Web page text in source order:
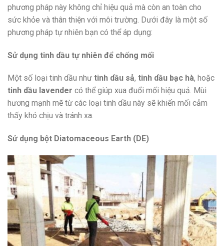
phương pháp này không chỉ hiệu quả mà còn an toàn cho
sức khỏe và thân thiện với môi trường. Dưới đây là một số
phương pháp tự nhiên bạn có thể áp dụng:
Sử dụng tinh dầu tự nhiên để chống mối
Một số loại tinh dầu như tinh dầu sả, tinh dầu bạc hà, hoặc
tinh dầu lavender có thể giúp xua đuổi mối hiệu quả. Mùi
hương mạnh mẽ từ các loại tinh dầu này sẽ khiến mối cảm
thấy khó chịu và tránh xa.
Sử dụng bột Diatomaceous Earth (DE)